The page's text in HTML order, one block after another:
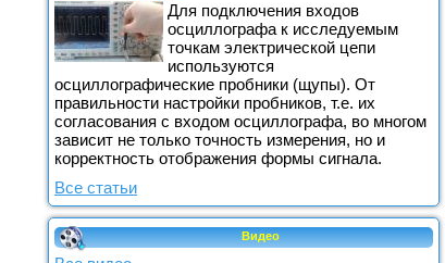
Для подключения входов
осциллографа к исследуемым
точкам электрической цепи
используются
осциллографические пробники (щупы). От
правильности настройки пробников, т.е. их
согласования с входом осциллографа, во многом
зависит не только точность измерения, но и
корректность отображения формы сигнала.
Все статьи
Видео